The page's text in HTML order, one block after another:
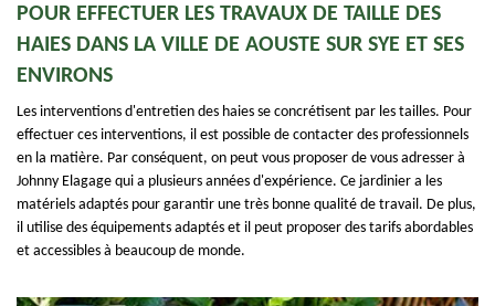
POUR EFFECTUER LES TRAVAUX DE TAILLE DES
HAIES DANS LA VILLE DE AOUSTE SUR SYE ET SES
ENVIRONS
Les interventions d'entretien des haies se concrétisent par les tailles. Pour
effectuer ces interventions, il est possible de contacter des professionnels
en la matière. Par conséquent, on peut vous proposer de vous adresser à
Johnny Elagage qui a plusieurs années d'expérience. Ce jardinier a les
matériels adaptés pour garantir une très bonne qualité de travail. De plus,
il utilise des équipements adaptés et il peut proposer des tarifs abordables
et accessibles à beaucoup de monde.